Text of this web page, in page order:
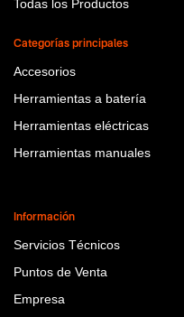
Todas los Productos
Categorías principales
Accesorios
Herramientas a batería
Herramientas eléctricas
Herramientas manuales
Información
Servicios Técnicos
Puntos de Venta
Empresa